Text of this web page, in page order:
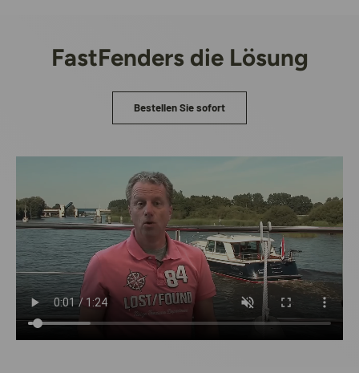
FastFenders die Lösung
Bestellen Sie sofort